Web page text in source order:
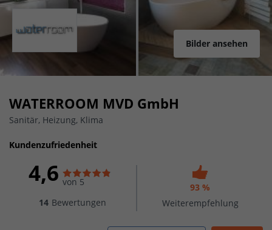
Bilder ansehen
WATERROOM MVD GmbH
Sanitär, Heizung, Klima
Kundenzufriedenheit
4,6 von 5
14 Bewertungen
93 %
Weiterempfehlung